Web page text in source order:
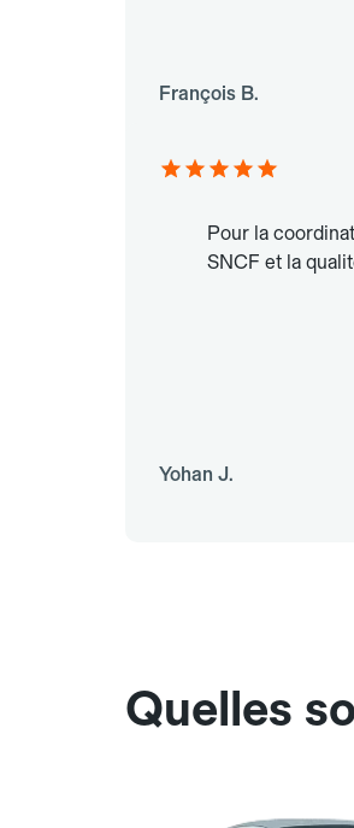
François B.
Pour la
SNCF et la
Yohan J.
Quelles